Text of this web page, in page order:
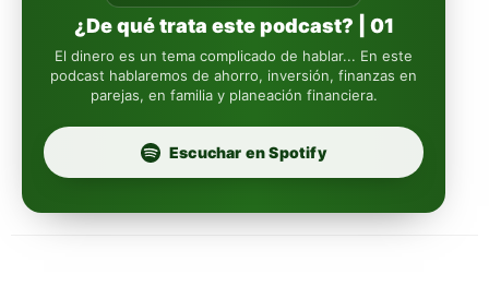
Insignia Life
Profuturo
¿De qué trata este podcast? | 01
El dinero es un tema complicado de hablar... En este
podcast hablaremos de ahorro, inversión, finanzas en
parejas, en familia y planeación financiera.
Escuchar en Spotify